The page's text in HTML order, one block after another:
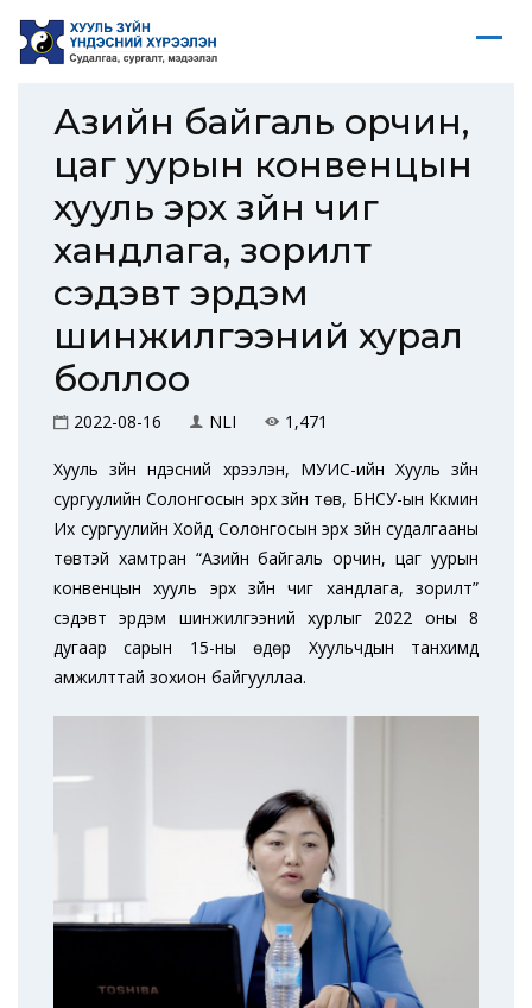
Азийн байгаль орчин,
цаг уурын конвенцын
хууль эрх зүйн чиг
хандлага, зорилт
сэдэвт эрдэм
шинжилгээний хурал
боллоо
2022-08-16 NLI 1,471
Хууль зүйн үндэсний хүрээлэн, МУИС-ийн Хууль зүйн
сургуулийн Солонгосын эрх зүйн төв, БНСУ-ын Күкмин
Их сургуулийн Хойд Солонгосын эрх зүйн судалгааны
төвтэй хамтран “Азийн байгаль орчин, цаг уурын
конвенцын хууль эрх зүйн чиг хандлага, зорилт”
сэдэвт эрдэм шинжилгээний хурлыг 2022 оны 8
дугаар сарын 15-ны өдөр Хуульчдын танхимд
амжилттай зохион байгууллаа.